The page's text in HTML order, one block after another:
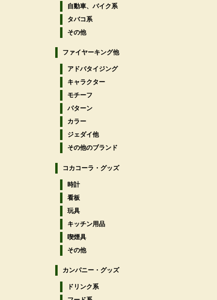
自動車、バイク系
タバコ系
その他
ファイヤーキング他
アドバタイジング
キャラクター
モチーフ
パターン
カラー
ジェダイ他
その他のブランド
コカコーラ・グッズ
時計
看板
玩具
キッチン用品
喫煙具
その他
カンパニー・グッズ
ドリンク系